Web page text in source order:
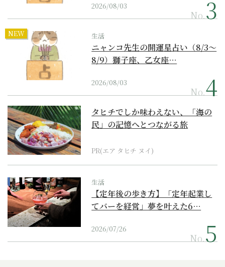
2026/08/03
No.
NEW 生活
ニャンコ先生の開運星占い（8/3～
8/9）獅子座、乙女座…
2026/08/03
No.
タヒチでしか味わえない、「海の
民」の記憶へとつながる旅
PR(エア タヒチ ヌイ)
生活
【定年後の歩き方】「定年起業し
てバーを経営」夢を叶えた6…
2026/07/26
No.